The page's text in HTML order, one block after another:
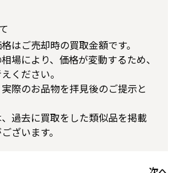
はご売却時の買取金額です。
場により、価格が変動するため、
ください。
際のお品物を拝見後のご提示と
過去に買取をした類似品を掲載
ざいます。